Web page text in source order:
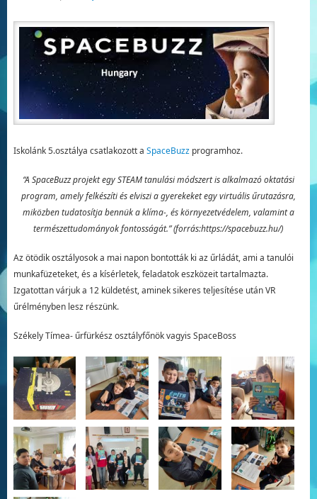
Iskolánk 5.osztálya csatlakozott a SpaceBuzzprogramhoz.
“A SpaceBuzz projekt egy STEAM tanulási módszert is alkalmazó oktatási
program, amely felkészíti és elviszi a gyerekeket egy virtuális űrutazásra,
miközben tudatosítja bennük a klíma-, és környezetvédelem, valamint a
természettudományok fontosságát.” (forrás:https://spacebuzz.hu/)
Az ötödik osztályosok a mai napon bontották ki az űrládát, ami a tanulói
munkafüzeteket, és a kísérletek, feladatok eszközeit tartalmazta.
Izgatottan várjuk a 12 küldetést, aminek sikeres teljesítése után VR
űrélményben lesz részünk.
Székely Tímea- űrfürkész osztályfőnök vagyis SpaceBoss